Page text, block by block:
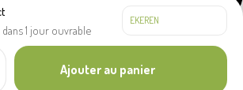
1 jour ouvrable
Ajouter au panier
© 2026 Oh'Green
de confidentialité
Conditions de vente